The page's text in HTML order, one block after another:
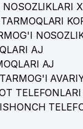
AJ
AJ